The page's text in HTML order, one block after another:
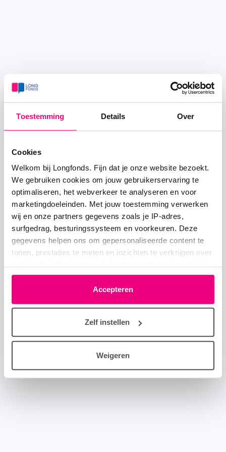
Toestemming Details Over
Cookies
Welkom bij Longfonds. Fijn dat je onze website bezoekt.
We gebruiken cookies om jouw gebruikerservaring te
optimaliseren, het webverkeer te analyseren en voor
marketingdoeleinden. Met jouw toestemming verwerken
wij en onze partners gegevens zoals je IP-adres,
surfgedrag, besturingssysteem en voorkeuren. Deze
gegevens helpen ons om gepersonaliseerde content te
tonen, prestaties te meten en inzichten te verkrijgen over
moment wijzigen of intrekken via het cookie-icoontje
linksonder elke pagina. De lijst met partners is te vinden
in het tabblad “details”.
Accepteren
Zelf instellen
Weigeren